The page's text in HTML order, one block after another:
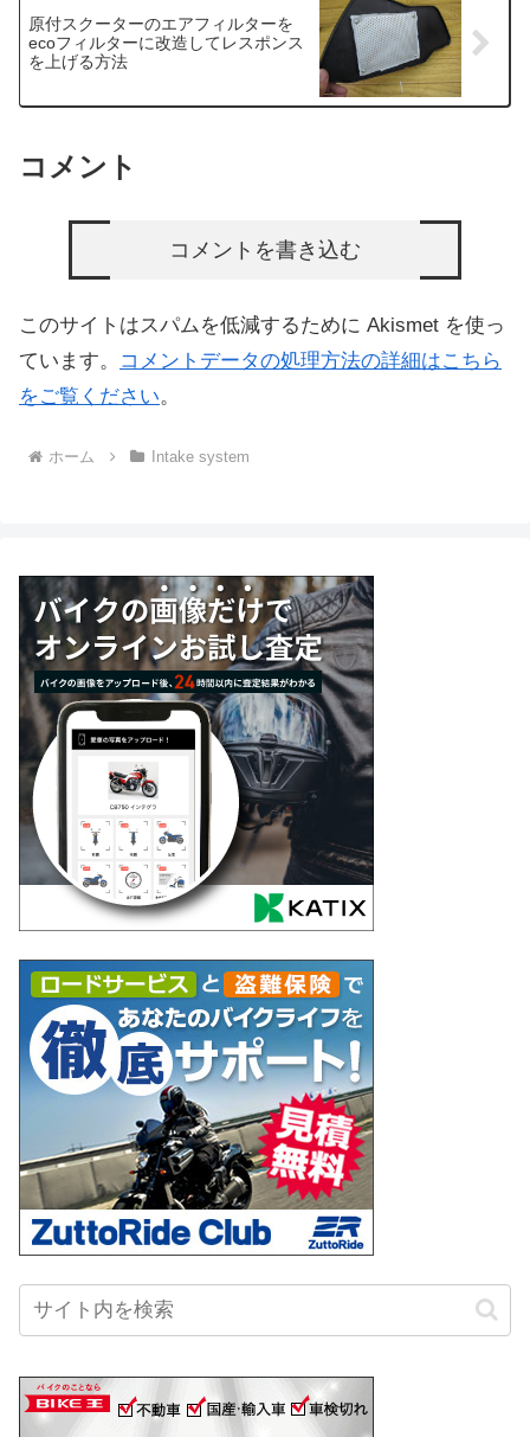
原付スクーターのエアフィルターを
ecoフィルターに改造してレスポンス
を上げる方法
コメント
コメントを書き込む
このサイトはスパムを低減するために Akismet を使っ
ています。
コメントデータの処理方法の詳細はこちら
をご覧ください。
ホーム Intake system